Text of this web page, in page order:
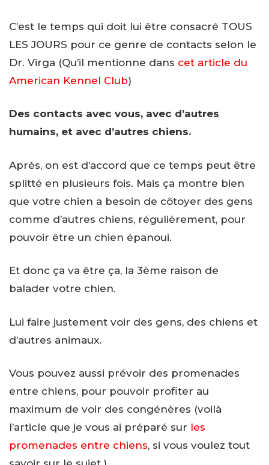
C’est le temps qui doit lui être consacré TOUS
LES JOURS pour ce genre de contacts selon le
Dr. Virga (Qu’il mentionne dans cet article du
American Kennel Club)
Des contacts avec vous, avec d’autres
humains, et avec d’autres chiens.
Après, on est d’accord que ce temps peut être
splitté en plusieurs fois. Mais ça montre bien
que votre chien a besoin de côtoyer des gens
comme d’autres chiens, régulièrement, pour
pouvoir être un chien épanoui.
Et donc ça va être ça, la 3ème raison de
balader votre chien.
Lui faire justement voir des gens, des chiens et
d’autres animaux.
Vous pouvez aussi prévoir des promenades
entre chiens, pour pouvoir profiter au
maximum de voir des congénères (voilà
l’article que je vous ai préparé sur les
promenades entre chiens, si vous voulez tout